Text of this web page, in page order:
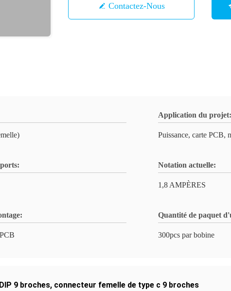
Contactez-Nous
Application du projet:
Puissance, carte PCB,
Notation actuelle:
1,8 AMPÈRES
Quantité de paquet
300pcs par bobine
9 broches, connecteur femelle de type c 9 broches